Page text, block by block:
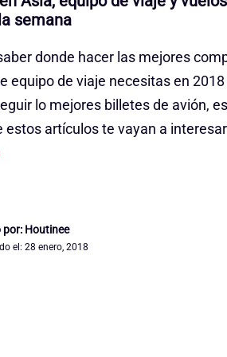
semana
donde hacer las mejores
equipo de viaje necesitas en 2018
lo mejores billetes de avión, es
estos artículos te vayan a
por: Houtinee
el: 28 enero, 2018